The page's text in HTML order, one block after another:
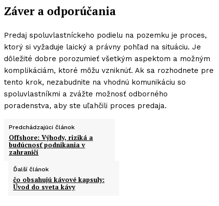
Záver a odporúčania
Predaj spoluvlastníckeho podielu na pozemku je proces,
ktorý si vyžaduje laický a právny pohľad na situáciu. Je
dôležité dobre porozumieť všetkým aspektom a možným
komplikáciám, ktoré môžu vzniknúť. Ak sa rozhodnete pre
tento krok, nezabudnite na vhodnú komunikáciu so
spoluvlastníkmi a zvážte možnosť odborného
poradenstva, aby ste uľahčili proces predaja.
Predchádzajúci článok
Offshore: Výhody, riziká a
budúcnosť podnikania v
zahraničí
Ďalší článok
čo obsahujú kávové kapsuly:
Úvod do sveta kávy